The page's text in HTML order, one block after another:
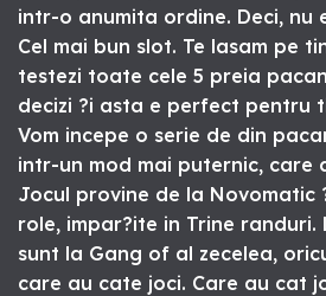
intr-o anumita ordine. Deci, nu
Cel mai bun slot. Te lasam pe
testezi toate cele 5 preia
decizi ?i asta e perfect pentru
Vom incepe o serie de din
intr-un mod mai puternic, care
Jocul provine de la Novomatic
role, impar?ite in Trine randuri.
sunt la Gang of al zecelea,
care au cate joci. Care au cat